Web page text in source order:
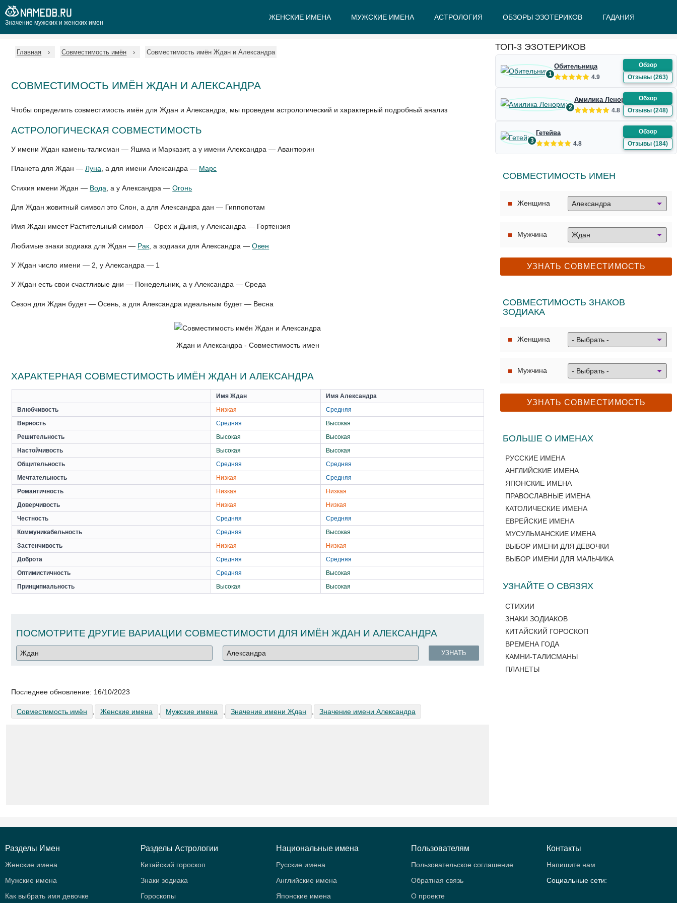
Значение мужских и женских имен
ЖЕНСКИЕ ИМЕНА МУЖСКИЕ ИМЕНА АСТРОЛОГИЯ ОБЗОРЫ ЭЗОТЕРИКОВ ГАДАНИЯ
Главная Совместимость имён Совместимость имён Ждан и Александра
СОВМЕСТИМОСТЬ ИМЁН ЖДАН И АЛЕКСАНДРА
Чтобы определить совместимость имён для Ждан и Александра, мы проведем астрологический и характерный подробный анализ
АСТРОЛОГИЧЕСКАЯ СОВМЕСТИМОСТЬ
У имени Ждан камень-талисман — Яшма и Марказит, а у имени Александра — Авантюрин
Планета для Ждан —Луна , а для имени Александра — Марс
Стихия имени Ждан — Вода , а у Александра —Огонь
Для Ждан жовитный символ это Слон, а для Александра дан — Гиппопотам
Имя Ждан имеет Растительный символ — Орех и Дыня, у Александра — Гортензия
Любимые знаки зодиака для Ждан — Рак , а зодиаки для Александра —Овен
У Ждан число имени — 2, у Александра — 1
У Ждан есть свои счастливые дни — Понедельник, а у Александра — Среда
Сезон для Ждан будет — Осень, а для Александра идеальным будет — Весна
Ждан и Александра - Совместимость имен
ХАРАКТЕРНАЯ СОВМЕСТИМОСТЬ ИМЁН ЖДАН И АЛЕКСАНДРА
Имя Ждан
Имя Александра
Влюбчивость
Низкая
Средняя
Верность
Средняя
Высокая
Решительность
Высокая
Высокая
Настойчивость
Высокая
Высокая
Общительность
Средняя
Средняя
Мечтательность
Низкая
Средняя
Романтичность
Низкая
Низкая
Доверчивость
Низкая
Низкая
Честность
Средняя
Средняя
Коммуникабельность
Средняя
Высокая
Застенчивость
Низкая
Низкая
Доброта
Средняя
Средняя
Оптимистичность
Средняя
Высокая
Принципиальность
Высокая Высокая
ПОСМОТРИТЕ ДРУГИЕ ВАРИАЦИИ СОВМЕСТИМОСТИ ДЛЯ ИМЁН ЖДАН И АЛЕКСАНДРА
УЗНАТЬ
Последнее обновление: 16/10/2023
Совместимость имён Женские имена Мужские имена Значение имени Ждан Значение имени Александра
ТОП-3 ЭЗОТЕРИКОВ
1
Обительница
4.9
Обзор
Отзывы (263)
2
Амилика Ленорман
4.8
Обзор
Отзывы (248)
3
Гетейва
4.8
Обзор
Отзывы (184)
СОВМЕСТИМОСТЬ ИМЕН
Женщина
Мужчина
СОВМЕСТИМОСТЬ ЗНАКОВ
ЗОДИАКА
Женщина
Мужчина
БОЛЬШЕ О ИМЕНАХ
РУССКИЕ ИМЕНА
АНГЛИЙСКИЕ ИМЕНА
ЯПОНСКИЕ ИМЕНА
ПРАВОСЛАВНЫЕ ИМЕНА
КАТОЛИЧЕСКИЕ ИМЕНА
ЕВРЕЙСКИЕ ИМЕНА
МУСУЛЬМАНСКИЕ ИМЕНА
ВЫБОР ИМЕНИ ДЛЯ ДЕВОЧКИ
ВЫБОР ИМЕНИ ДЛЯ МАЛЬЧИКА
УЗНАЙТЕ О СВЯЗЯХ
СТИХИИ
ЗНАКИ ЗОДИАКОВ
КИТАЙСКИЙ ГОРОСКОП
ВРЕМЕНА ГОДА
КАМНИ-ТАЛИСМАНЫ
ПЛАНЕТЫ
Разделы Имен
Женские имена
Мужские имена
Как выбрать имя девочке
Разделы Астрологии
Китайский гороскоп
Знаки зодиака
Гороскопы
Национальные имена
Русские имена
Английские имена
Японские имена
Пользователям
Пользовательское соглашение
Обратная связь
О проекте
Контакты
Напишите нам
Социальные сети: